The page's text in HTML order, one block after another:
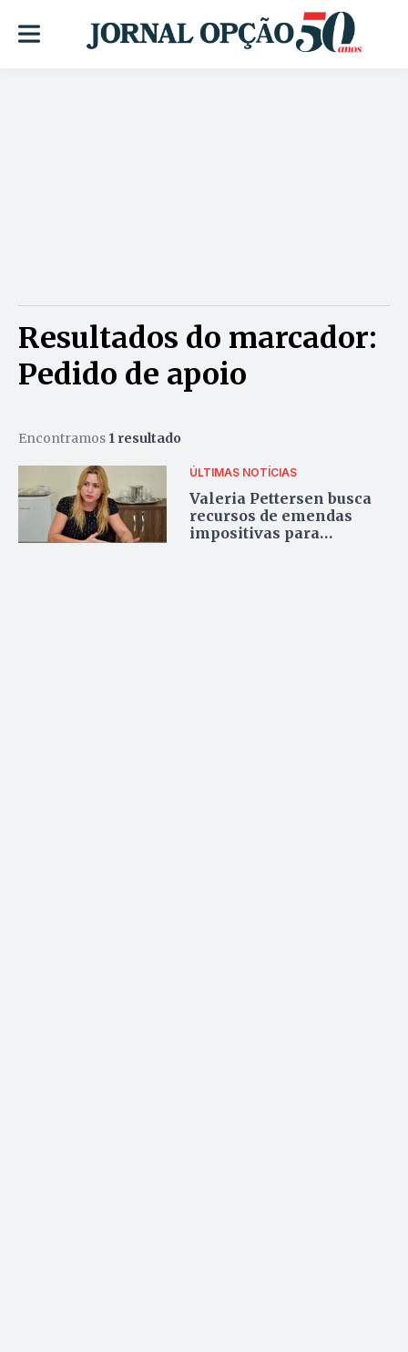
Resultados do marcador:
Pedido de apoio
Encontramos 1 resultado
ÚLTIMAS NOTÍCIAS
Valeria Pettersen busca
recursos de emendas
impositivas para